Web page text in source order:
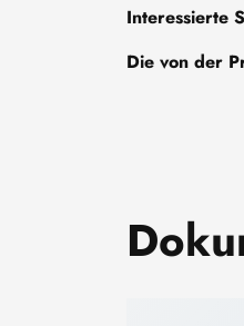
Interessierte
Die von der